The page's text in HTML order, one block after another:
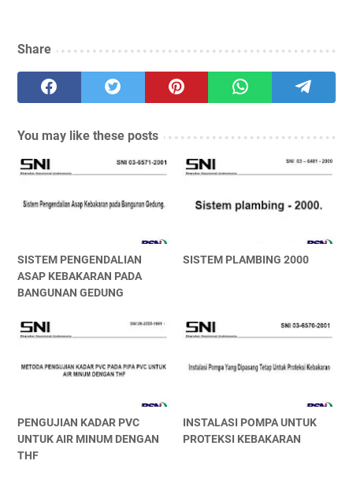
Share
You may like these posts
SISTEM PENGENDALIAN
ASAP KEBAKARAN PADA
BANGUNAN GEDUNG
SISTEM PLAMBING 2000
PENGUJIAN KADAR PVC
UNTUK AIR MINUM DENGAN
THF
INSTALASI POMPA UNTUK
PROTEKSI KEBAKARAN